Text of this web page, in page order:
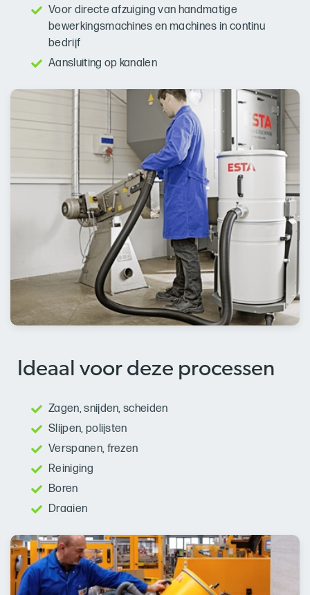
Voor directe afzuiging van handmatige
bewerkingsmachines en machines in continu
bedrijf
Aansluiting op kanalen
Ideaal voor deze processen
Zagen, snijden, scheiden
Slijpen, polijsten
Verspanen, frezen
Reiniging
Boren
Draaien